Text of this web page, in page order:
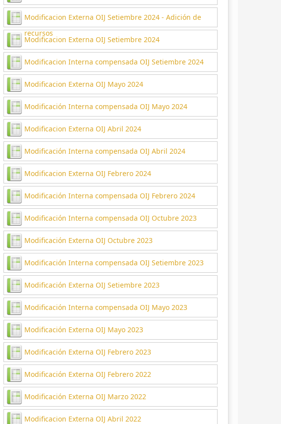
Modificacion Externa OIJ Setiembre 2024 - Adición de
recursos
Modificacion Externa OIJ Setiembre 2024
Modificacion Interna compensada OIJ Setiembre 2024
Modificacion Externa OIJ Mayo 2024
Modificación Interna compensada OIJ Mayo 2024
Modificacion Externa OIJ Abril 2024
Modificación Interna compensada OIJ Abril 2024
Modificacion Externa OIJ Febrero 2024
Modificación Interna compensada OIJ Febrero 2024
Modificación Interna compensada OIJ Octubre 2023
Modificación Externa OIJ Octubre 2023
Modificación Interna compensada OIJ Setiembre 2023
Modificación Externa OIJ Setiembre 2023
Modificación Interna compensada OIJ Mayo 2023
Modificación Externa OIJ Mayo 2023
Modificación Externa OIJ Febrero 2023
Modificación Externa OIJ Febrero 2022
Modificación Externa OIJ Marzo 2022
Modificacion Externa OIJ Abril 2022